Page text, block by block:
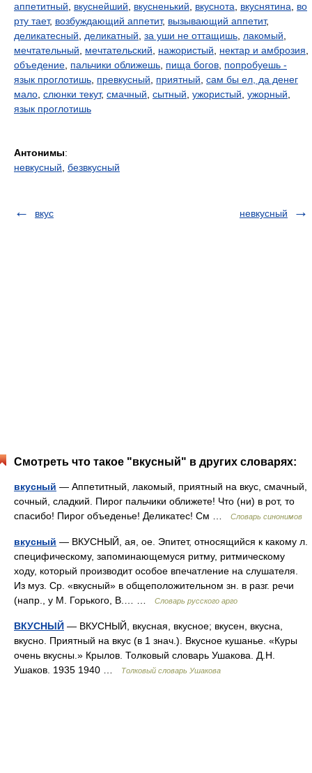
аппетитный
вкуснейший вкусненький вкуснота вкуснятина
во
рту тает, возбуждающий аппетит, вызывающий аппетит,
деликатесный
деликатный за уши не оттащишь лакомый
мечтательный
мечтательский нажористый нектар и амброзия
объедение пальчики оближешь пища богов попробуешь -
язык проглотишь превкусный приятный сам бы ел, да денег
мало слюнки текут, смачный сытный ужористый ужорный
язык проглотишь
Антонимы:
невкусный безвкусный
вкус невкусный
Смотреть что такое "вкусный" в других словарях:
вкусный — Аппетитный, лакомый, приятный на вкус, смачный,
сочный, сладкий. Пирог пальчики оближете! Что (ни) в рот, то
спасибо! Пирог объеденье! Деликатес! См …
Словарь синонимов
вкусный — ВКУСНЫЙ, ая, ое. Эпитет, относящийся к какому л.
специфическому, запоминающемуся ритму, ритмическому
ходу, который производит особое впечатление на слушателя.
Из муз. Ср. «вкусный» в общеположительном зн. в разг. речи
(напр., у М. Горького, В.… …
Словарь русского арго
ВКУСНЫЙ — ВКУСНЫЙ, вкусная, вкусное; вкусен, вкусна,
вкусно. Приятный на вкус (в 1 знач.). Вкусное кушанье. «Куры
очень вкусны.» Крылов. Толковый словарь Ушакова. Д.Н.
Ушаков. 1935 1940 …
Толковый словарь Ушакова